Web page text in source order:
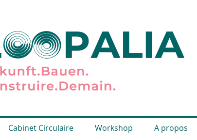
Cabinet Circulaire Workshop A propos